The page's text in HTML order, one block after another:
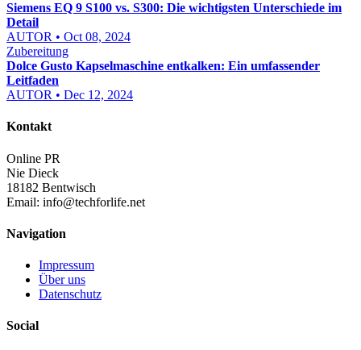
Siemens EQ 9 S100 vs. S300: Die wichtigsten Unterschiede im
Detail
AUTOR • Oct 08, 2024
Zubereitung
Dolce Gusto Kapselmaschine entkalken: Ein umfassender
Leitfaden
AUTOR • Dec 12, 2024
Kontakt
Online PR
Nie Dieck
18182 Bentwisch
Email: info@techforlife.net
Navigation
Impressum
Über uns
Datenschutz
Social